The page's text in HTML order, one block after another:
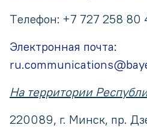
Tелефон: +7 727 258 80
Электронная почта:
На территории
220089, г. Минск, пр.